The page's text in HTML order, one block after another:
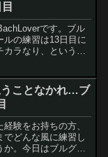
です。ブル
ルの練習は13日目に
ラなり、というこ
す左手練習を10
ことなかれ…ブ
験をお持ちの方、
でどんな風に練習し
。今日はブルグミ